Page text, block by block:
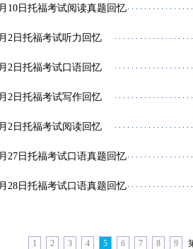
10日托福考试阅读真题回忆
2日托福考试听力回忆
2日托福考试口语回忆
2日托福考试写作回忆
2日托福考试阅读回忆
27日托福考试口语真题回忆
28日托福考试口语真题回忆
1 2 3 4 5 6 7 8 9